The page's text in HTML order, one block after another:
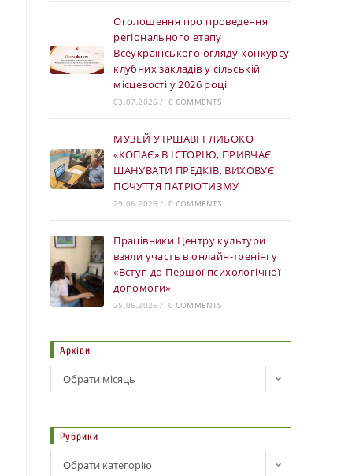
Оголошення про проведення
регіонального етапу
Всеукраїнського огляду-конкурсу
клубних закладів у сільській
місцевості у 2026 році
03.07.2026 / 0 COMMENTS
МУЗЕЙ У ІРШАВІ ГЛИБОКО
«КОПАЄ» В ІСТОРІЮ, ПРИВЧАЄ
ШАНУВАТИ ПРЕДКІВ, ВИХОВУЄ
ПОЧУТТЯ ПАТРІОТИЗМУ
29.06.2026 / 0 COMMENTS
Працівники Центру культури
взяли участь в онлайн-тренінгу
«Вступ до Першої психологічної
допомоги»
25.06.2026 / 0 COMMENTS
Архіви
Обрати місяць
Рубрики
Обрати категорію